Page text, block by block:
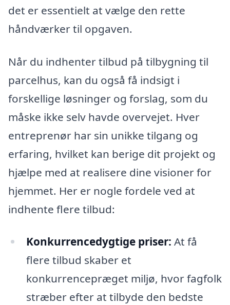
det er essentielt at vælge den rette
håndværker til opgaven.
Når du indhenter tilbud på tilbygning til
parcelhus, kan du også få indsigt i
forskellige løsninger og forslag, som du
måske ikke selv havde overvejet. Hver
entreprenør har sin unikke tilgang og
erfaring, hvilket kan berige dit projekt og
hjælpe med at realisere dine visioner for
hjemmet. Her er nogle fordele ved at
indhente flere tilbud:
Konkurrencedygtige priser: At få
flere tilbud skaber et
konkurrencepræget miljø, hvor fagfolk
stræber efter at tilbyde den bedste